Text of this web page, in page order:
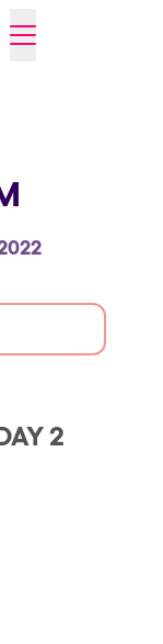
en
@elrowofficial en
TO ENGLISH
2